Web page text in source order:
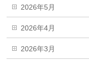
2026年5月
2026年4月
2026年3月